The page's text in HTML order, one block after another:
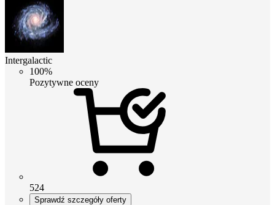
Intergalactic
100%
Pozytywne oceny
524
Sprawdź szczegóły oferty